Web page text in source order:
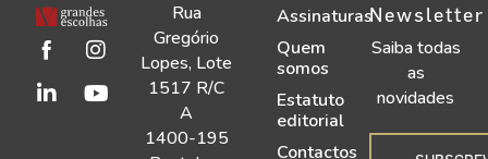
Rua
Gregório
Lopes, Lote
1517 R/C
A
1400-195
Assinaturas
Quem
somos
Estatuto
editorial
Contactos
Newsletter
Saiba todas
as
novidades